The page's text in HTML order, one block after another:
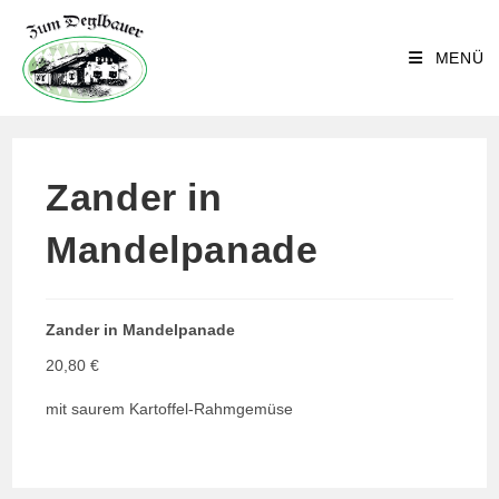
Inhalt
springen
MENÜ
Zander in
Mandelpanade
Zander in Mandelpanade
20,80 €
mit saurem Kartoffel-Rahmgemüse